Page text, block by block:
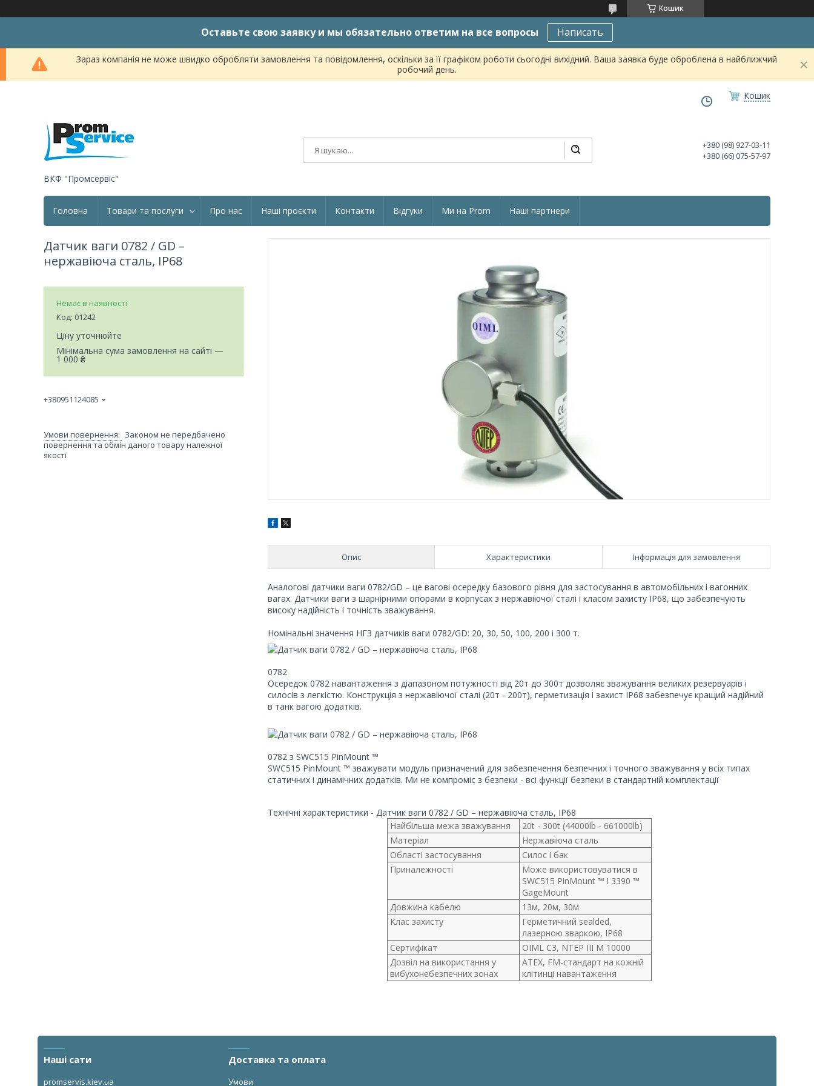
Кошик
Оставьте свою заявку и мы обязательно ответим на все вопросы Написать
Зараз компанія не може швидко обробляти замовлення та повідомлення, оскільки за її графіком роботи сьогодні вихідний. Ваша заявка буде оброблена в найближчий
робочий день.
Кошик
ВКФ "Промсервіс"
+380 (98) 927-03-11
+380 (66) 075-57-97
Головна Товари та послуги Про нас Наші проєкти Контакти Відгуки Ми на Prom Наші партнери
Опис Характеристики Інформація для замовлення
Аналогові датчики ваги 0782/GD – це вагові осередку базового рівня для застосування в автомобільних і вагонних
вагах. Датчики ваги з шарнірними опорами в корпусах з нержавіючої сталі і класом захисту IP68, що забезпечують
високу надійність і точність зважування.
Номінальні значення НГЗ датчиків ваги 0782/GD: 20, 30, 50, 100, 200 і 300 т.
0782
Осередок 0782 навантаження з діапазоном потужності від 20т до 300т дозволяє зважування великих резервуарів і
силосів з легкістю. Конструкція з нержавіючої сталі (20т - 200т), герметизація і захист IP68 забезпечує кращий надійний
в танк вагою додатків.
0782 з SWC515 PinMount ™
SWC515 PinMount ™ зважувати модуль призначений для забезпечення безпечних і точного зважування у всіх типах
статичних і динамічних додатків. Ми не компроміс з безпеки - всі функції безпеки в стандартній комплектації
Технічні характеристики - Датчик ваги 0782 / GD – нержавіюча сталь, IP68
Найбільша межа зважування
20t - 300t (44000lb - 661000lb)
Матеріал
Нержавіюча сталь
Області застосування
Силос і бак
Приналежності
Може використовуватися в
SWC515 PinMount ™ і 3390 ™
GageMount
Довжина кабелю
13м, 20м, 30м
Клас захисту
Герметичний sealded,
лазерною зваркою, IP68
Сертифікат
OIML C3, NTEP III M 10000
Дозвіл на використання у
вибухонебезпечних зонах
ATEX, FM-стандарт на кожній
клітинці навантаження
Датчик ваги 0782 / GD –
нержавіюча сталь, IP68
Немає в наявності
Код: 01242
Ціну уточнюйте
Мінімальна сума замовлення на сайті —
1 000 ₴
+380951124085
Законом не передбачено
повернення та обмін даного товару належної
якості
Наші сати
promservis.kiev.ua
Доставка та оплата
Умови